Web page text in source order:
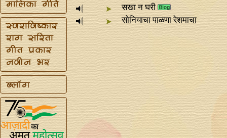
सखा न घरी
सोनियाचा पाळणा रेशमाचा